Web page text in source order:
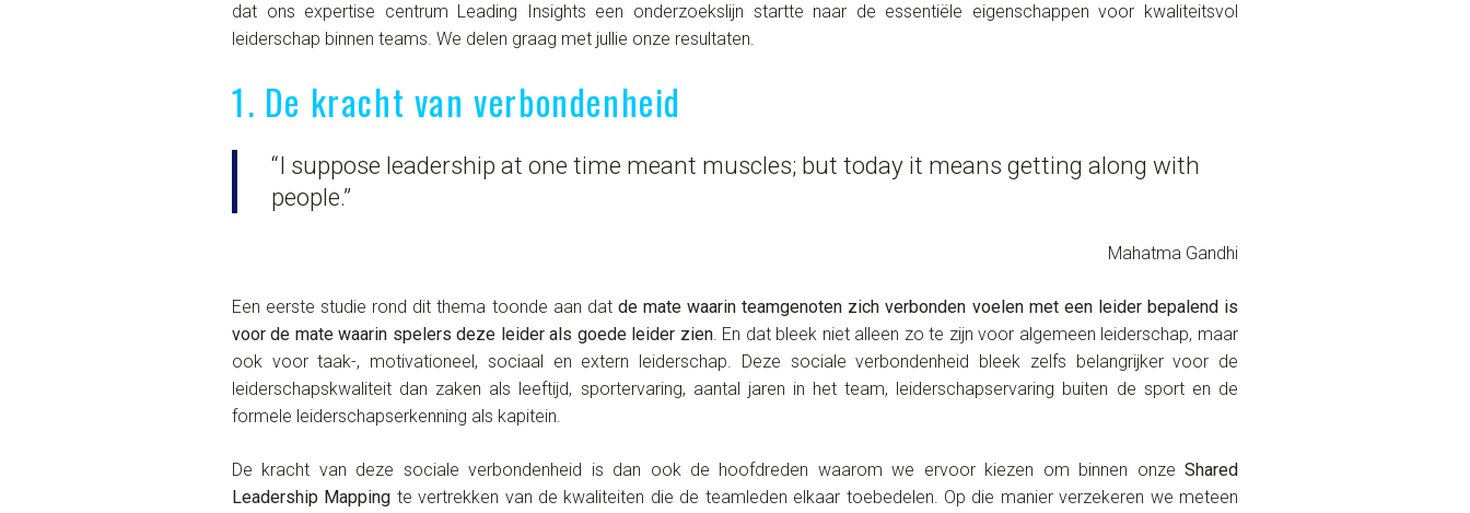
dat ons expertise centrum Leading Insights een onderzoekslijn startte naar de essentiële eigenschappen voor kwaliteitsvol
leiderschap binnen teams. We delen graag met jullie onze resultaten.
1. De kracht van verbondenheid
“I suppose leadership at one time meant muscles; but today it means getting along with
people.”
Mahatma Gandhi
Een eerste studie rond dit thema toonde aan dat de mate waarin teamgenoten zich verbonden voelen met een leider bepalend is
voor de mate waarin spelers deze leider als goede leider zien. En dat bleek niet alleen zo te zijn voor algemeen leiderschap, maar
ook voor taak-, motivationeel, sociaal en extern leiderschap. Deze sociale verbondenheid bleek zelfs belangrijker voor de
leiderschapskwaliteit dan zaken als leeftijd, sportervaring, aantal jaren in het team, leiderschapservaring buiten de sport en de
formele leiderschapserkenning als kapitein.
De kracht van deze sociale verbondenheid is dan ook de hoofdreden waarom we ervoor kiezen om binnen onze Shared
Leadership Mapping te vertrekken van de kwaliteiten die de teamleden elkaar toebedelen. Op die manier verzekeren we meteen